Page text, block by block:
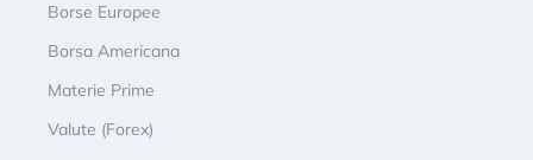
Borse Europee
Borsa Americana
Materie Prime
Valute (Forex)